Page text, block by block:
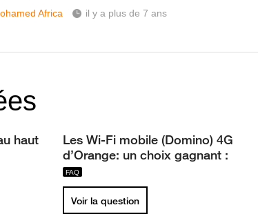
Africa
il y a plus de 7 ans
haut
Les Wi-Fi mobile (Domino) 4G
d’Orange: un choix gagnant :
Voir la question